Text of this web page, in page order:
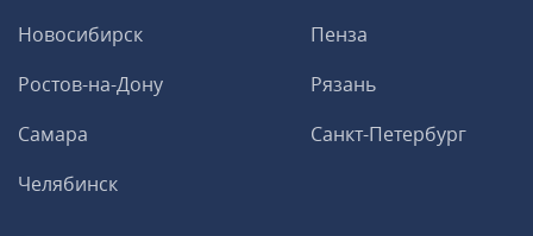
Новосибирск
Пенза
Ростов-на-Дону
Рязань
Самара
Санкт-Петербург
Челябинск